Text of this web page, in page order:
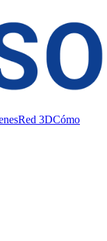
Red 3DCómo